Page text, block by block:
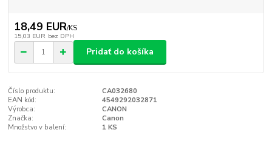
18,49 EUR/KS
15,03 EUR bez DPH
Pridať do košíka
Číslo produktu:
CA032680
EAN kód:
4549292032871
Výrobca:
CANON
Značka:
Canon
Množstvo v balení:
1 KS